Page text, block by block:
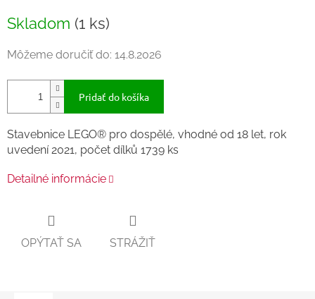
cena:
Skladom (1 ks)
Môžeme doručiť do: 14.8.2026
Pridať do košíka
Stavebnice LEGO® pro dospělé, vhodné od 18 let, rok
uvedení 2021, počet dílků 1739 ks
Detailné informácie
OPÝTAŤ SA STRÁŽIŤ